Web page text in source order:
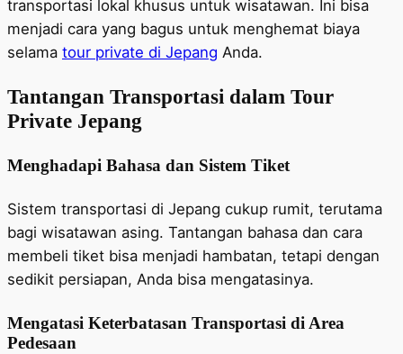
transportasi lokal khusus untuk wisatawan. Ini bisa
menjadi cara yang bagus untuk menghemat biaya
selama tour private di Jepang Anda.
Tantangan Transportasi dalam Tour
Private Jepang
Menghadapi Bahasa dan Sistem Tiket
Sistem transportasi di Jepang cukup rumit, terutama
bagi wisatawan asing. Tantangan bahasa dan cara
membeli tiket bisa menjadi hambatan, tetapi dengan
sedikit persiapan, Anda bisa mengatasinya.
Mengatasi Keterbatasan Transportasi di Area
Pedesaan